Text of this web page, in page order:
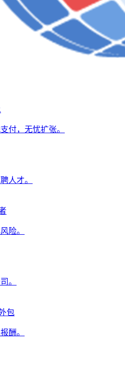
付，无忧扩张。
人才。
险。
。
包
酬。